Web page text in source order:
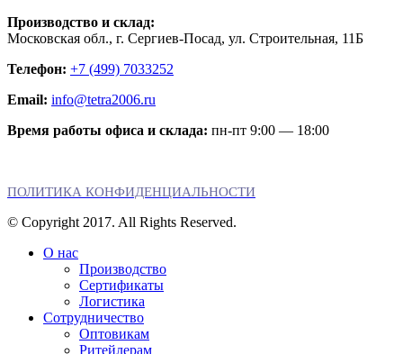
Производство и склад:
Московская обл., г. Сергиев-Посад, ул. Строительная, 11Б
Телефон: +7 (499) 7033252
Email: info@tetra2006.ru
Время работы офиса и склада: пн-пт 9:00 — 18:00
ПОЛИТИКА КОНФИДЕНЦИАЛЬНОСТИ
© Copyright 2017. All Rights Reserved.
О нас
Производство
Сертификаты
Логистика
Сотрудничество
Оптовикам
Ритейлерам